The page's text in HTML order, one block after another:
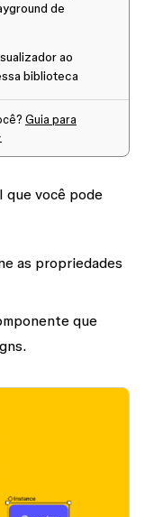
de
ao
biblioteca
Guia para
que você pode
as propriedades
que